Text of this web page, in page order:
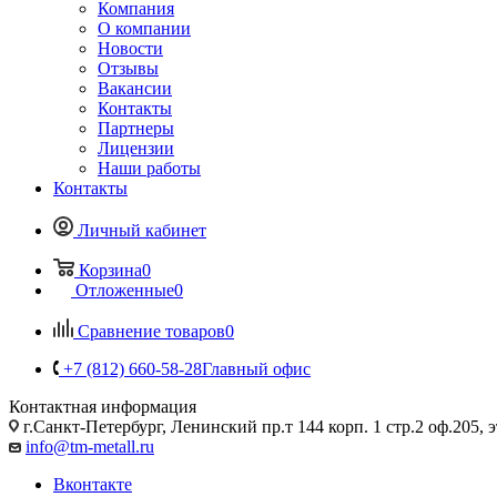
Компания
О компании
Новости
Отзывы
Вакансии
Контакты
Партнеры
Лицензии
Наши работы
Контакты
Личный кабинет
Корзина0
Отложенные0
Сравнение товаров0
+7 (812) 660-58-28Главный офис
Контактная информация
г.Санкт-Петербург, Ленинский пр.т 144 корп. 1 стр.2 оф.205,
info@tm-metall.ru
Вконтакте